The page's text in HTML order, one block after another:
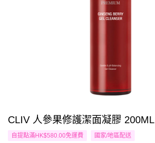
CLIV 人參果修護潔面凝膠 200ML
自提點滿HK$580.00免運費 國家/地區配送